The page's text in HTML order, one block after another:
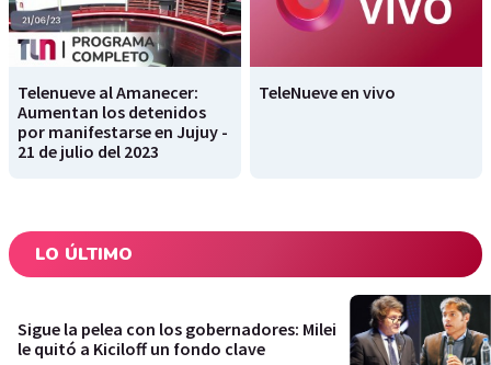
Telenueve al Amanecer:
Aumentan los detenidos
por manifestarse en Jujuy -
21 de julio del 2023
TeleNueve en vivo
LO ÚLTIMO
Sigue la pelea con los gobernadores: Milei
le quitó a Kiciloff un fondo clave